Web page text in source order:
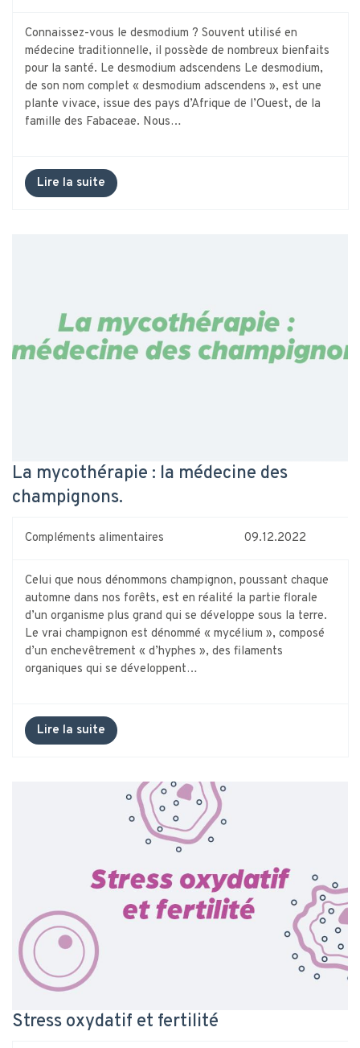
Connaissez-vous le desmodium ? Souvent utilisé en
médecine traditionnelle, il possède de nombreux bienfaits
pour la santé. Le desmodium adscendens Le desmodium,
de son nom complet « desmodium adscendens », est une
plante vivace, issue des pays d’Afrique de l’Ouest, de la
famille des Fabaceae. Nous…
Lire la suite
La mycothérapie : la médecine des
champignons.
Compléments alimentaires 09.12.2022
Celui que nous dénommons champignon, poussant chaque
automne dans nos forêts, est en réalité la partie florale
d’un organisme plus grand qui se développe sous la terre.
Le vrai champignon est dénommé « mycélium », composé
d’un enchevêtrement « d’hyphes », des filaments
organiques qui se développent…
Lire la suite
Stress oxydatif et fertilité